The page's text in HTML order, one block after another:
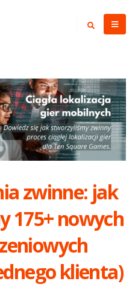
zwinne: jak
175+ nowych
klienta)